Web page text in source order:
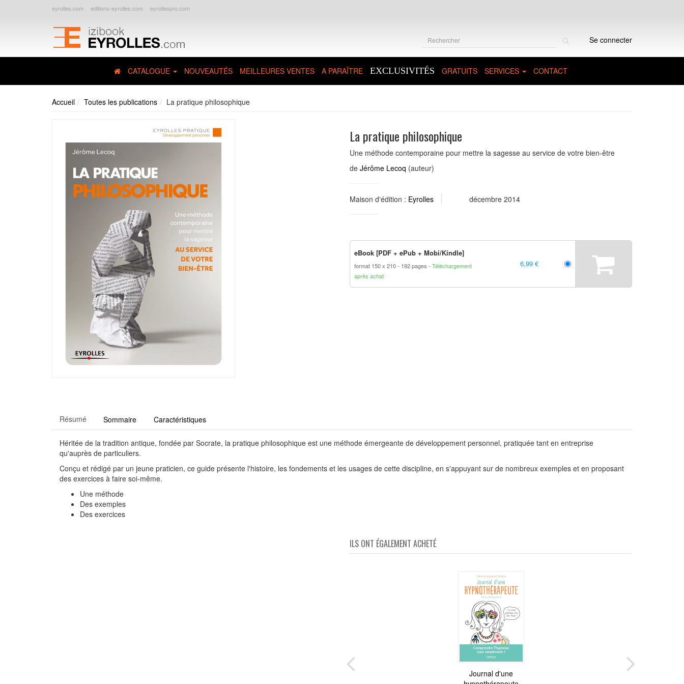
eyrolles.com editions-eyrolles.com eyrollespro.com
Se connecter
CATALOGUE NOUVEAUTÉS MEILLEURES VENTES A PARAÎTRE EXCLUSIVITÉS GRATUITS SERVICES CONTACT
Accueil Toutes les publications La pratique philosophique
La pratique philosophique
Une méthode contemporaine pour mettre la sagesse au service de votre bien-être
de Jérôme Lecoq (auteur)
Maison d'édition : Eyrolles décembre 2014
eBook [PDF + ePub + Mobi/Kindle]
format 150 x 210 192 pages
Téléchargement
après achat
6,99 €
Résumé Sommaire Caractéristiques
Héritée de la tradition antique, fondée par Socrate, la pratique philosophique est une méthode émergeante de développement personnel, pratiquée tant en entreprise
qu'auprès de particuliers.
Conçu et rédigé par un jeune praticien, ce guide présente l'histoire, les fondements et les usages de cette discipline, en s'appuyant sur de nombreux exemples et en proposant
des exercices à faire soi-même.
Une méthode
Des exemples
Des exercices
ILS ONT ÉGALEMENT ACHETÉ
Journal d'une